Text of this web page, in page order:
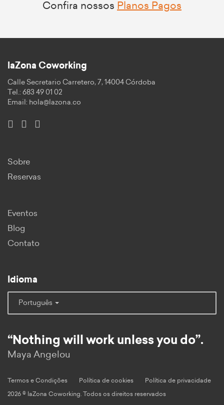
Confira nossos Planos Pagos
laZona Coworking
Calle Secretario Carretero, 7, 14004 Córdoba
Tel.: 683 49 01 02
Email: hola@lazona.co
Sobre
Reservas
Eventos
Blog
Contato
Idioma
Português
“Nothing will work unless you do”.
Maya Angelou
Termos e Condições Política de cookies Política de privacidade
2026 © laZona Coworking. Todos os direitos reservados